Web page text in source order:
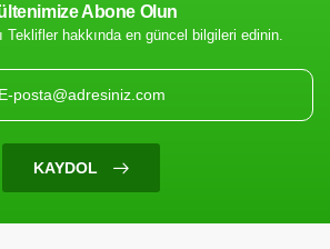
Uygun
Abone Olun
Teklifler hakkında en güncel bilgileri edinin.
KAYDOL